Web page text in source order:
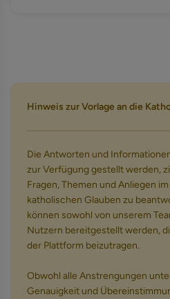
Hinweis zur Vorlage an die
Die Antworten und
zur Verfügung gestellt werden,
Fragen, Themen und Anliegen
katholischen Glauben zu
können sowohl von unserem
Nutzern bereitgestellt werden,
der Plattform beizutragen.
Obwohl alle Anstrengungen
Genauigkeit und